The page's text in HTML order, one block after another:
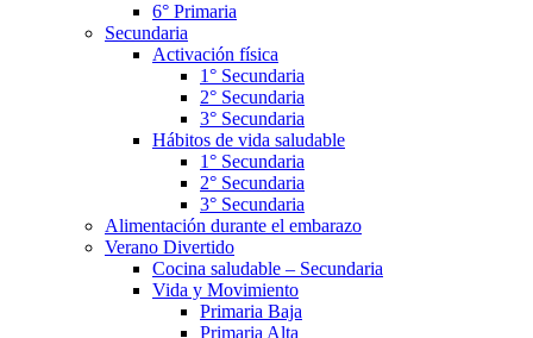
6° Primaria
Secundaria
Activación física
1° Secundaria
2° Secundaria
3° Secundaria
Hábitos de vida saludable
1° Secundaria
2° Secundaria
3° Secundaria
Alimentación durante el embarazo
Verano Divertido
Cocina saludable – Secundaria
Vida y Movimiento
Primaria Baja
Primaria Alta